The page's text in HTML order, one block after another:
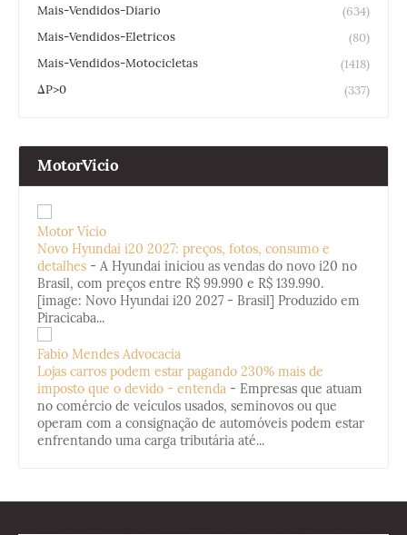
Mais-Vendidos-Diario
(634)
Mais-Vendidos-Eletricos
(80)
Mais-Vendidos-Motocicletas
(1418)
ΔP>0
(337)
MotorVicio
Motor Vício
Novo Hyundai i20 2027: preços, fotos, consumo e
detalhes - A Hyundai iniciou as vendas do novo i20 no
Brasil, com preços entre R$ 99.990 e R$ 139.990.
[image: Novo Hyundai i20 2027 - Brasil] Produzido em
Piracicaba...
Fabio Mendes Advocacia
Lojas carros podem estar pagando 230% mais de
imposto que o devido - entenda - Empresas que atuam
no comércio de veículos usados, seminovos ou que
operam com a consignação de automóveis podem estar
enfrentando uma carga tributária até...